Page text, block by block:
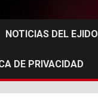
NOTICIAS DEL EJIDO
DE PRIVACIDAD